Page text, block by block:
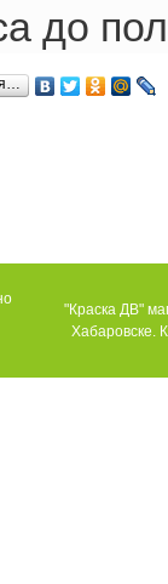
до
"Краска ДВ"
Хабаровске.